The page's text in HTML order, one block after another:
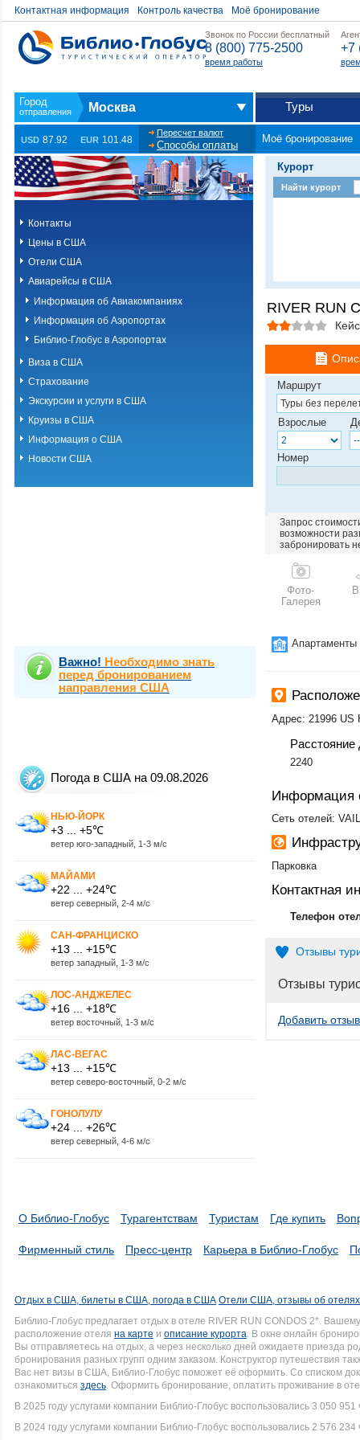
Контактная информация Контроль качества Моё бронирование
Звонок по России бесплатный
8 (800) 775-2500
время работы
+7
Москва Туры
USD 87.92 EUR 101.48
Пересчет валют
Способы оплаты
Моё бронирование
Контакты
Цены в США
Отели США
Авиарейсы в США
Информация об Авиакомпаниях
Информация об Аэропортах
Библио-Глобус в Аэропортах
Виза в США
Страхование
Экскурсии и услуги в США
Круизы в США
Информация о США
Новости США
Важно! Необходимо знать
перед бронированием
направления США
Погода в США на 09.08.2026
НЬЮ-ЙОРК
+3 ... +5℃
ветер юго-западный, 1-3 м/с
МАЙАМИ
+22 ... +24℃
ветер северный, 2-4 м/с
САН-ФРАНЦИСКО
+13 ... +15℃
ветер западный, 1-3 м/с
ЛОС-АНДЖЕЛЕС
+16 ... +18℃
ветер восточный, 1-3 м/с
ЛАС-ВЕГАС
+13 ... +15℃
ветер северо-восточный, 0-2 м/с
ГОНОЛУЛУ
+24 ... +26℃
ветер северный, 4-6 м/с
Курорт
Найти курорт
RIVER RUN
Маршрут
Взрослые
Номер
Запрос
возможности
забронировать
Фото-
Галерея
Апартаменты
Адрес: 21996 US
Расстояние
2240
Информация
Сеть отелей: VAIL
Парковка
Контактная
Телефон
Отзывы
Отзывы
Добавить отзыв
О Библио-Глобус Турагентствам Туристам Где купить
Фирменный стиль Пресс-центр Карьера в Библио-Глобус
Отдых в США, билеты в США, погода в США Отели США, отзывы об
Библио-Глобус предлагает отдых в отеле RIVER RUN CONDOS 2*.
расположение отеля на карте и описание курорта. В окне онлайн
Вы отправляетесь на отдых, а через несколько дней ожидаете приезда
бронирования разных групп одним заказом. Конструктор путешествия
Вас нет визы в США, Библио-Глобус поможет её оформить. Со списком
ознакомиться здесь. Оформить бронирование, оплатить проживание в
В 2025 году услугами компании Библио-Глобус воспользовались 3 050 951
В 2024 году услугами компании Библио-Глобус воспользовались 2 576 234